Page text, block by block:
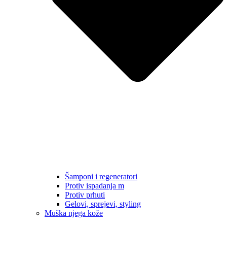
Šamponi i regeneratori
Protiv ispadanja m
Protiv prhuti
Gelovi, sprejevi, styling
Muška njega kože